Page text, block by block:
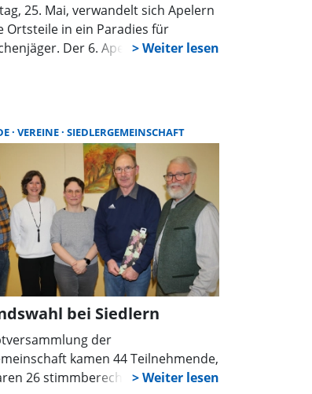
25. Mai, verwandelt sich Apelern
Ortsteile in ein Paradies für
Der 6. Apelerner
VEREINE SIEDLERGEMEINSCHAFT
bei Siedlern
der
kamen 44 Teilnehmende,
26 stimmberechtigte Mitglieder,